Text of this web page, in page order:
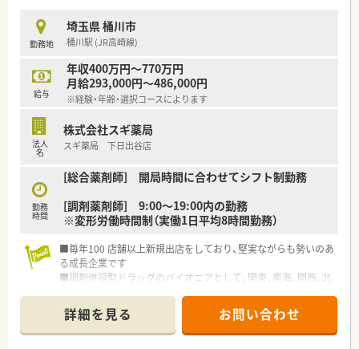
があるのも特徴です
勤務地
埼玉県 桶川市
桶川駅 (JR高崎線)
給与
年収400万円～770万円
月給293,000円～486,000円
※経験・年齢・選択コースによります
法人
名
株式会社スギ薬局
スギ薬局 下日出谷店
勤務
時間
[総合薬剤師] 開局時間に合わせてシフト制勤務
[調剤薬剤師] 9:00～19:00内の勤務
※変形労働時間制（実働1日平均8時間勤務）
■毎年100 店舗以上新規出店をしており、堅実ながらも勢いのあ
る成長企業です
■調剤併設型ドラッグのパイオニアとして、関東、東海、関西、北
■研修制度は様々なプランがあり、集合研修だけでなく任意で受
講可能な研修も幅広く用意されています
■店舗で活躍する従業員、社外で活躍する従業員、将来経営幹部
詳細を見る お問い合わせ